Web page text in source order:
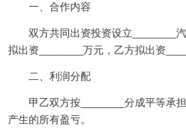
一、合作内容
双方共同出资投资设立________
拟出资________万元，乙方拟出资
二、利润分配
甲乙双方按________分成平等承
产生的所有盈亏。